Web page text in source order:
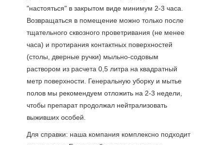
"настояться" в закрытом виде минимум 2-3 часа.
Возвращаться в помещение можно только после
тщательного сквозного проветривания (не менее
часа) и протирания контактных поверхностей
(столы, дверные ручки) мыльно-содовым
раствором из расчета 0,5 литра на квадратный
метр поверхности. Генеральную уборку и мытье
полов мы рекомендуем отложить на 2-3 недели,
чтобы препарат продолжал нейтрализовать
выживших особей.
Для справки: наша компания комплексно подходит